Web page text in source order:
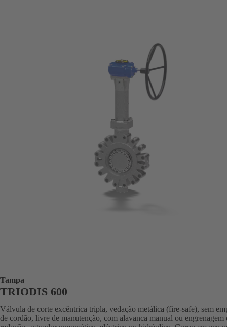
Tampa
TRIODIS 600
Válvula de corte excêntrica tripla, vedação metálica (fire-safe), sem
de cordão, livre de manutenção, com alavanca manual ou engrenagem